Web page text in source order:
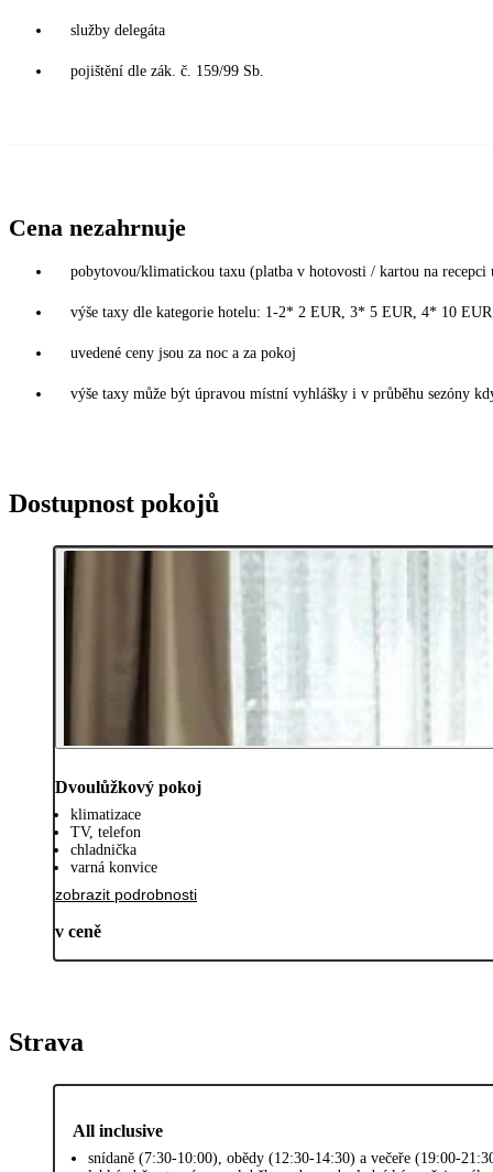
služby delegáta
pojištění dle zák. č. 159/99 Sb.
Cena nezahrnuje
pobytovou/klimatickou taxu (platba v hotovosti / kartou na
výše taxy dle kategorie hotelu: 1-2* 2 EUR, 3* 5 EUR, 4* 10
uvedené ceny jsou za noc a za pokoj
výše taxy může být úpravou místní vyhlášky i v průběhu sezóny
Dostupnost pokojů
Dvoulůžkový pokoj
klimatizace
TV, telefon
chladnička
varná konvice
zobrazit podrobnosti
v ceně
Strava
All inclusive
snídaně (7:30-10:00), obědy (12:30-14:30) a večeře (19:00-